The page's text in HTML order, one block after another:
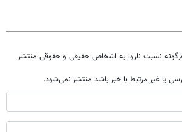
نسبت ناروا به اشخاص حقیقی و حقوقی منتشر
یا غیر مرتبط با خبر باشد منتشر نمی‌شود.